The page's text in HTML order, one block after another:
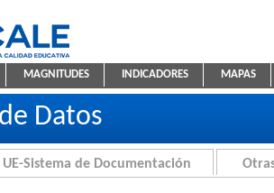
de Estadística Educativa
MAGNITUDES INDICADORES MAPAS
Datos
UE-Sistema de Documentación